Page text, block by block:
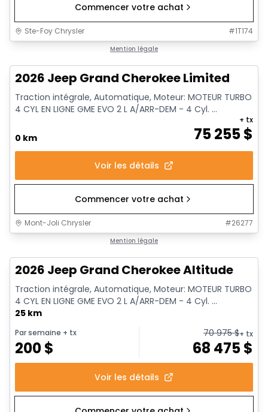
Commencer votre achat
Ste-Foy Chrysler #1T174
Mention légale
2026 Jeep Grand Cherokee Limited
Traction intégrale, Automatique, Moteur: MOTEUR TURBO
4 CYL EN LIGNE GME EVO 2 L A/ARR-DEM - 4 Cyl. ...
0 km 75 255$
+ tx
Voir les détails
Commencer votre achat
Mont-Joli Chrysler #26277
Mention légale
2026 Jeep Grand Cherokee Altitude
Traction intégrale, Automatique, Moteur: MOTEUR TURBO
4 CYL EN LIGNE GME EVO 2 L A/ARR-DEM - 4 Cyl. ...
25 km
Par semaine + tx
200$
70 975$+ tx
68 475$
Voir les détails